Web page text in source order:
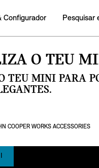
Configurador Pesquisar
O TEU
TEU MINI PARA
COOPER WORKS ACCESSORIES